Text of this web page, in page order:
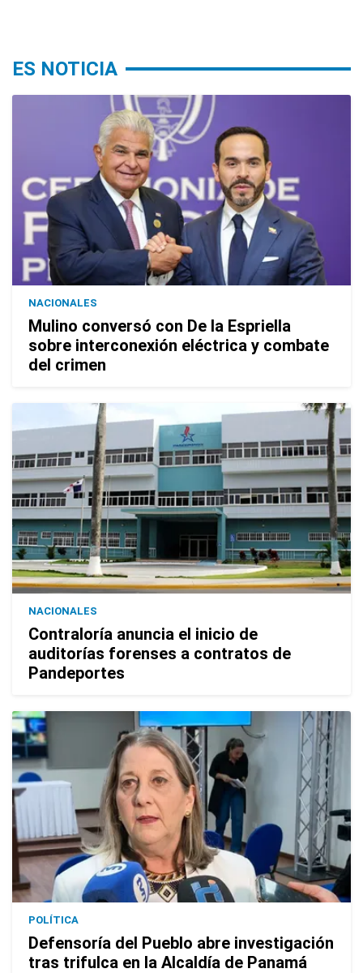
ES NOTICIA
NACIONALES
Mulino conversó con De la Espriella
sobre interconexión eléctrica y combate
del crimen
NACIONALES
Contraloría anuncia el inicio de
auditorías forenses a contratos de
Pandeportes
POLÍTICA
Defensoría del Pueblo abre investigación
tras trifulca en la Alcaldía de Panamá